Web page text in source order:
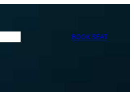
BOOK SEAT